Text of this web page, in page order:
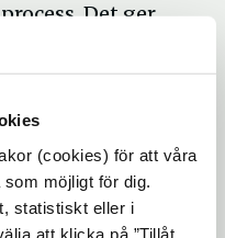
(cookies) för att våra
möjligt för dig.
statistiskt eller i
att klicka på ”Tillåt
Det ger
skapar
göra i